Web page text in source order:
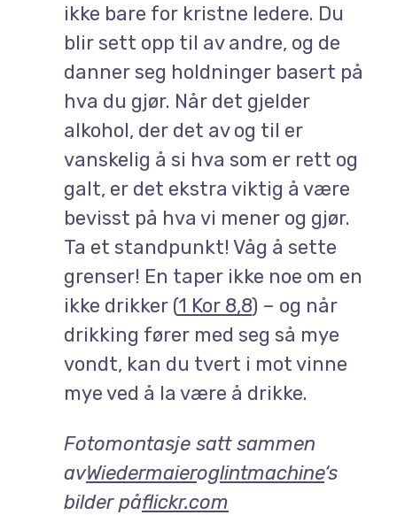
ikke bare for kristne ledere. Du
blir sett opp til av andre, og de
danner seg holdninger basert på
hva du gjør. Når det gjelder
alkohol, der det av og til er
vanskelig å si hva som er rett og
galt, er det ekstra viktig å være
bevisst på hva vi mener og gjør.
Ta et standpunkt! Våg å sette
grenser! En taper ikke noe om en
ikke drikker (1 Kor 8,8) – og når
drikking fører med seg så mye
vondt, kan du tvert i mot vinne
mye ved å la være å drikke.
Fotomontasje satt sammen
avWiedermaieroglintmachine‘s
bilder påflickr.com